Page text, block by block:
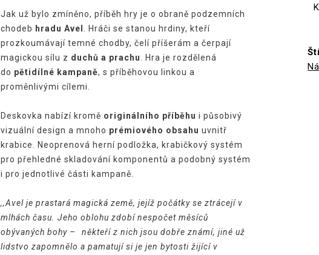
Jak už bylo zmíněno, příběh hry je o obraně podzemních
chodeb hradu Avel
. Hráči se stanou hrdiny, kteří
prozkoumávají temné chodby, čelí příšerám a čerpají
magickou sílu z duchů a prachu
. Hra je rozdělená
do pětidílné kampaně, s příběhovou linkou a
proměnlivými cílemi.
Deskovka nabízí kromě originálního příběhu i působivý
vizuální design a mnoho prémiového obsahu uvnitř
krabice. Neoprenová herní podložka, krabičkový systém
pro přehledné skladování komponentů a podobný systém
i pro jednotlivé části kampaně.
,,Avel je prastará magická země, jejíž počátky se ztrácejí v
mlhách času. Jeho oblohu zdobí nespočet měsíců
obývaných bohy –⁠⁠⁠⁠⁠⁠ někteří z nich jsou dobře známí, jiné už
lidstvo zapomnělo a pamatují si je jen bytosti žijící v